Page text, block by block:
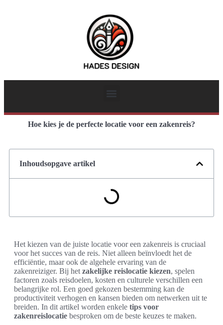
Hoe kies je de perfecte locatie voor een zakenreis?
Inhoudsopgave artikel
Het kiezen van de juiste locatie voor een zakenreis is cruciaal
voor het succes van de reis. Niet alleen beïnvloedt het de
efficiëntie, maar ook de algehele ervaring van de
zakenreiziger. Bij het zakelijke reislocatie kiezen, spelen
factoren zoals reisdoelen, kosten en culturele verschillen een
belangrijke rol. Een goed gekozen bestemming kan de
productiviteit verhogen en kansen bieden om netwerken uit te
breiden. In dit artikel worden enkele tips voor
zakenreislocatie besproken om de beste keuzes te maken.